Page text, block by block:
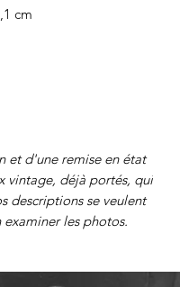
cm
d'une remise en état
vintage, déjà portés, qui
descriptions se veulent
examiner les photos.